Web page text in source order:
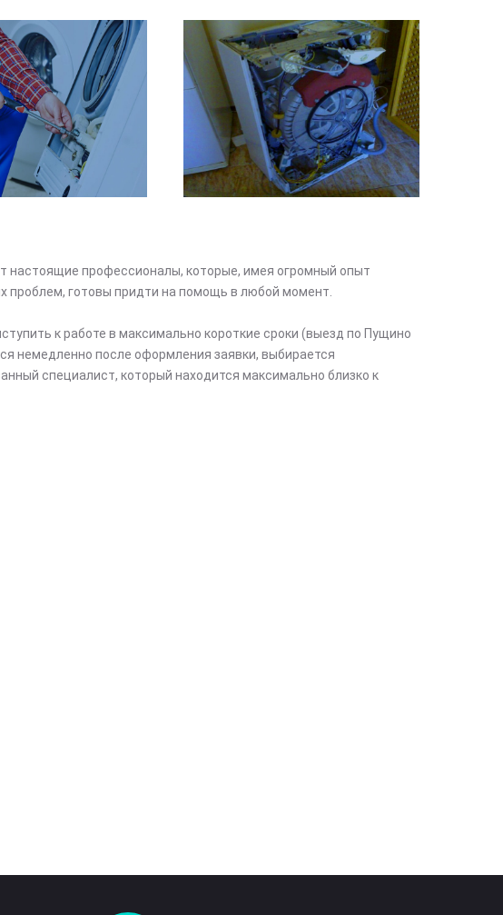
настоящие профессионалы, которые, имея огромный опыт
проблем, готовы придти на помощь в любой момент.
к работе в максимально короткие сроки (выезд по Пущино
немедленно после оформления заявки, выбирается
специалист, который находится максимально близко к